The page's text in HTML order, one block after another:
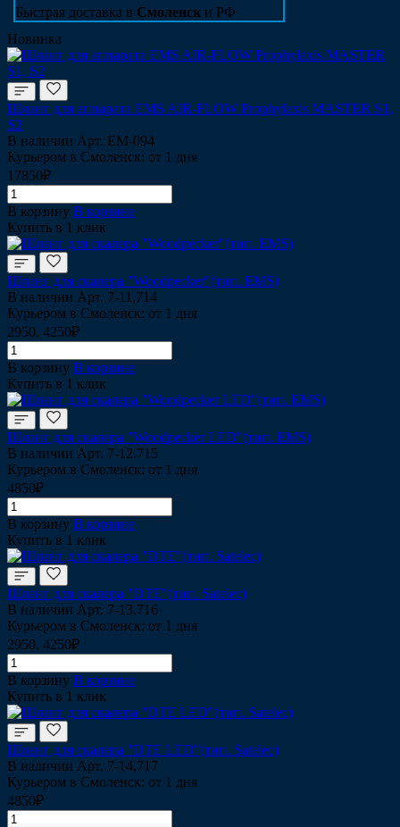
Быстрая доставка в Смоленск и РФ
Новинка
Шланг для аппарата EMS AIR-FLOW Prophylaxis MASTER S1,
S2
В наличии Арт. EM-094
Курьером в Смоленск: от 1 дня
17850₽
В корзину В корзине
Купить в 1 клик
Шланг для скалера "Woodpecker"(тип. EMS)
В наличии Арт. 7-11,714
Курьером в Смоленск: от 1 дня
2950, 4250₽
В корзину В корзине
Купить в 1 клик
Шланг для скалера "Woodpecker LED"(тип. EMS)
В наличии Арт. 7-12,715
Курьером в Смоленск: от 1 дня
4850₽
В корзину В корзине
Купить в 1 клик
Шланг для скалера "DTE"(тип. Satelec)
В наличии Арт. 7-13,716
Курьером в Смоленск: от 1 дня
2950, 4250₽
В корзину В корзине
Купить в 1 клик
Шланг для скалера "DTE LED"(тип. Satelec)
В наличии Арт. 7-14,717
Курьером в Смоленск: от 1 дня
4850₽